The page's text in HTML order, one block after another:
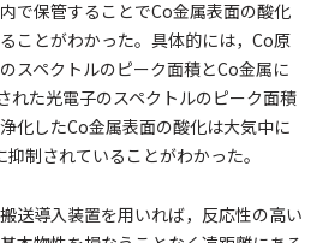
で保管することでCo金属表面の酸化
ことがわかった。具体的には，Co原
スペクトルのピーク面積とCo金属に
れた光電子のスペクトルのピーク面積
化したCo金属表面の酸化は大気中に
制されていることがわかった。
送導入装置を用いれば，反応性の高い